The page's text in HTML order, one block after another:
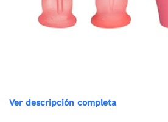
Ver descripción completa